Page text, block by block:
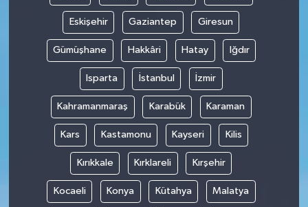
Eskişehir Gaziantep Giresun
Gümüşhane Hakkâri Hatay Iğdır
Isparta İstanbul İzmir
Kahramanmaraş Karabük Karaman
Kars Kastamonu Kayseri Kilis
Kırıkkale Kırklareli Kırşehir
Kocaeli Konya Kütahya Malatya